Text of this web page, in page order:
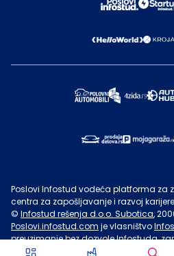
Poslovi Infostud vodeća platforma za
centra za zapošljavanje i razvoj
© Infostud rešenja d.o.o. Subotica,
Poslovi.infostud.com je vlasništvo
preuzimanje bez dozvoleInfostuda,
u druge svrhe, osim za lične potrebe